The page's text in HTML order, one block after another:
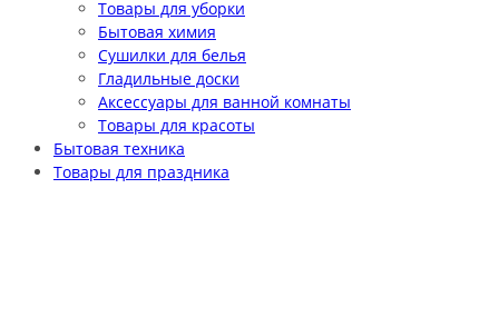
Товары для уборки
Бытовая химия
Сушилки для белья
Гладильные доски
Аксессуары для ванной комнаты
Товары для красоты
Бытовая техника
Товары для праздника